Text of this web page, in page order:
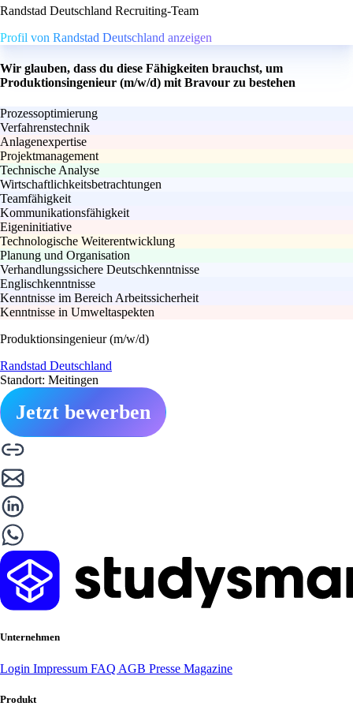
Randstad Deutschland Recruiting-Team
Profil von Randstad Deutschland anzeigen
Wir glauben, dass du diese Fähigkeiten brauchst, um
Produktionsingenieur (m/w/d) mit Bravour zu bestehen
Prozessoptimierung
Verfahrenstechnik
Anlagenexpertise
Projektmanagement
Technische Analyse
Wirtschaftlichkeitsbetrachtungen
Teamfähigkeit
Kommunikationsfähigkeit
Eigeninitiative
Technologische Weiterentwicklung
Planung und Organisation
Verhandlungssichere Deutschkenntnisse
Englischkenntnisse
Kenntnisse im Bereich Arbeitssicherheit
Kenntnisse in Umweltaspekten
Produktionsingenieur (m/w/d)
Randstad Deutschland
Standort: Meitingen
Jetzt bewerben
Unternehmen
Login Impressum FAQ AGB Presse Magazine
Produkt